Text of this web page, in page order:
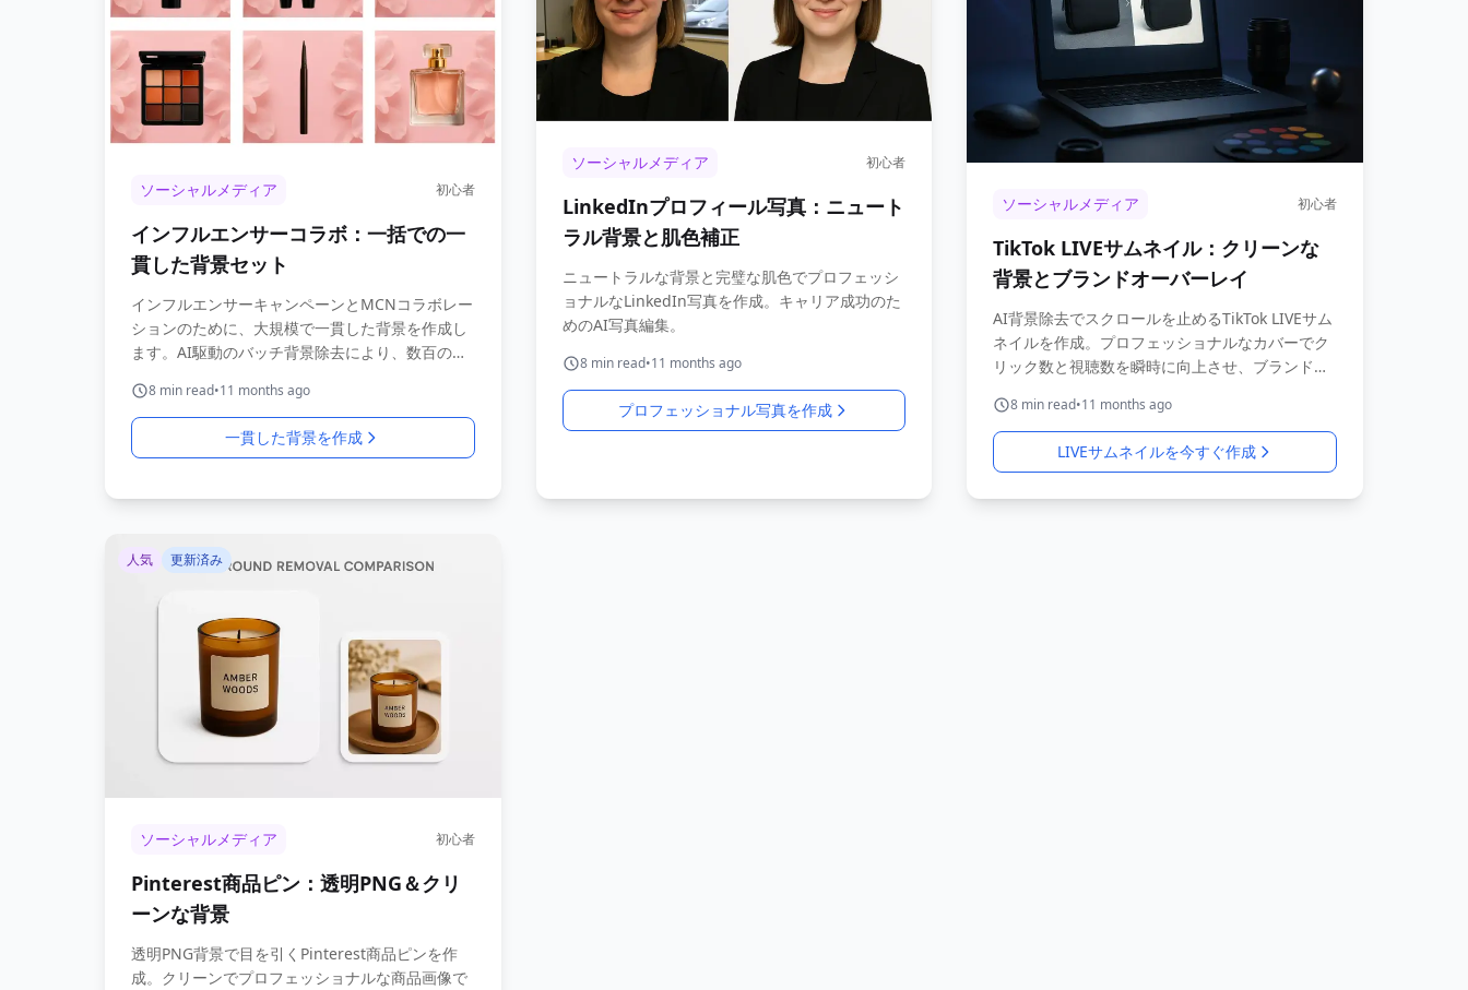
ソーシャルメディア 初心者
インフルエンサーコラボ：一括での一
貫した背景セット
インフルエンサーキャンペーンとMCNコラボレー
ションのために、大規模で一貫した背景を作成し
ます。AI駆動のバッチ背景除去により、数百のコ
8 min read•11 months ago
一貫した背景を作成
ソーシャルメディア 初心者
LinkedInプロフィール写真：ニュート
ラル背景と肌色補正
ニュートラルな背景と完璧な肌色でプロフェッシ
ョナルなLinkedIn写真を作成。キャリア成功のた
めのAI写真編集。
8min read•11 months ago
プロフェッショナル写真を作成
ソーシャルメディア 初心者
TikTok LIVEサムネイル：クリーンな
背景とブランドオーバーレイ
AI背景除去でスクロールを止めるTikTok LIVEサム
ネイルを作成。プロフェッショナルなカバーでク
リック数と視聴数を瞬時に向上させ、ブランドを
8 min read•11 months ago
LIVEサムネイルを今すぐ作成
人気 更新済み
ソーシャルメディア 初心者
Pinterest商品ピン：透明PNG＆クリ
ーンな背景
透明PNG背景で目を引くPinterest商品ピンを作
成。クリーンでプロフェッショナルな商品画像で